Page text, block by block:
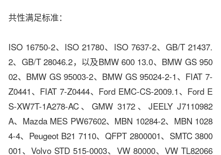
共性满足标准：
ISO 16750-2、ISO 21780、ISO 7637-2、GB/T 21437.
2、GB/T 28046.2，以及BMW 600 13.0、BMW GS 950
02、BMW GS 95003-2、BMW GS 95024-2-1、FIAT 7-
Z0441、FIAT 7-Z0444、Ford EMC-CS-2009.1、Ford E
S-XW7T-1A278-AC、GMW 3172、JEELY J7110982
A、Mazda MES PW67602、MBN 10284-2、MBN 1028
4-4、Peugeot B21 7110、QFPT 2800001、SMTC 3800
001、Volvo STD 515-0003、VW 80000、VW TL82066